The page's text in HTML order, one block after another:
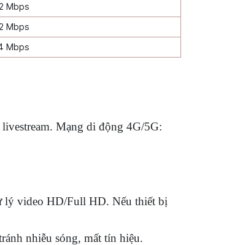
Mbps
Mbps
Mbps
Mạng di động 4G/5G:
lý video HD/Full HD. Nếu thiết bị
nhiễu sóng, mất tín hiệu.